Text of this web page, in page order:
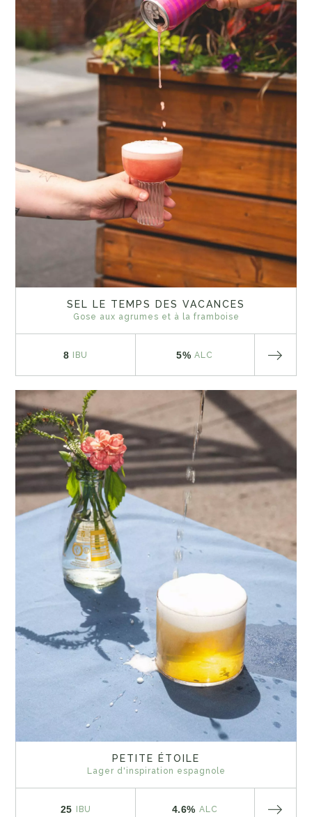
SEL LE TEMPS DES VACANCES
Gose aux agrumes et à la framboise
8 IBU 5% ALC
PETITE ÉTOILE
Lager d'inspiration espagnole
25 IBU 4.6% ALC